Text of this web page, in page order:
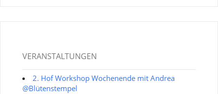
VERANSTALTUNGEN
2. Hof Workshop Wochenende mit Andrea
@Blütenstempel